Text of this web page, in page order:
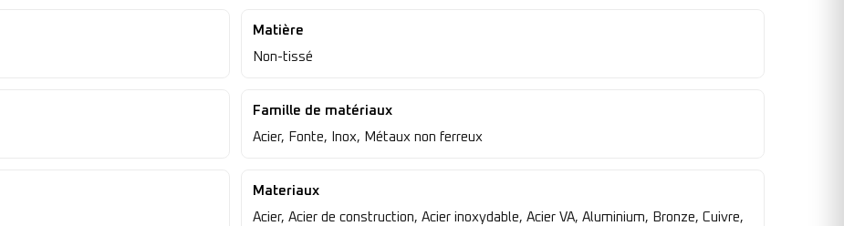
Matière
Non-tissé
Famille de matériaux
Acier, Fonte, Inox, Métaux non ferreux
Materiaux
Acier, Acier de construction, Acier inoxydable, Acier VA, Aluminium, Bronze, Cuivre,